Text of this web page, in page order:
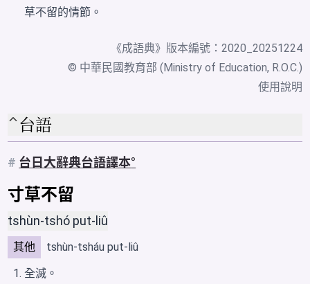
草不留的情節。
《成語典》版本編號：2020_20251224
© 中華民國教育部 (Ministry of Education, R.O.C.)
使用說明
台語
# 台日大辭典台語譯本
寸草不留
tshùn-tshó put-liû
其他
tshùn-tsháu put-liû
全滅。